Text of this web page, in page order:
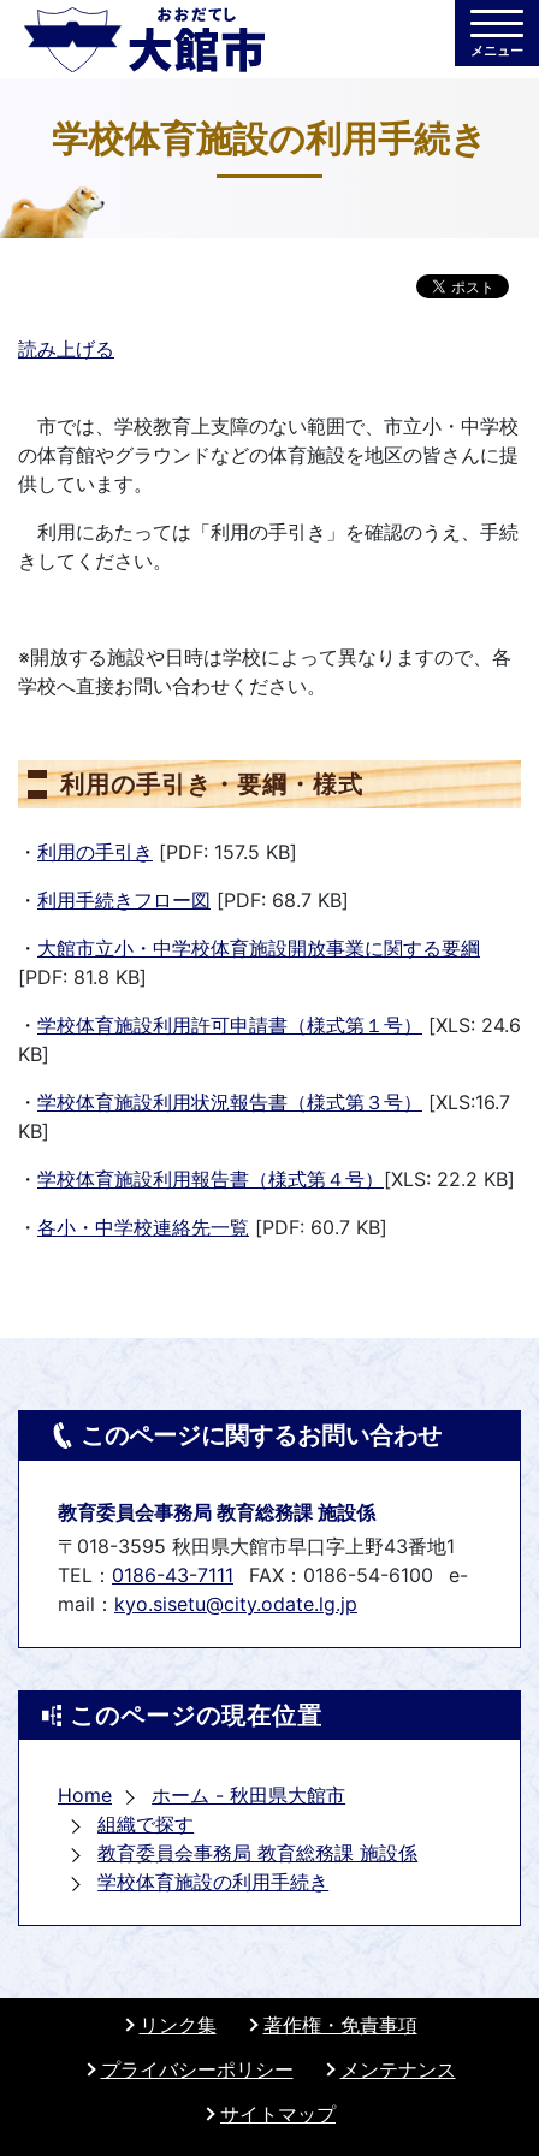
メニュー
学校体育施設の利用手続き
読み上げる
市では、学校教育上支障のない範囲で、市立小・中学校
の体育館やグラウンドなどの体育施設を地区の皆さんに提
供しています。
利用にあたっては「利用の手引き」を確認のうえ、手続
きしてください。
※開放する施設や日時は学校によって異なりますので、各
学校へ直接お問い合わせください。
利用の手引き・要綱・様式
・ 利用の手引き [PDF: 157.5 KB]
・ 利用手続きフロー図 [PDF: 68.7 KB]
・ 大館市立小・中学校体育施設開放事業に関する要綱
[PDF: 81.8 KB]
・ 学校体育施設利用許可申請書（様式第１号）
[XLS: 24.6
KB]
・ 学校体育施設利用状況報告書（様式第３号）
[XLS:16.7
KB]
・ 学校体育施設利用報告書（様式第４号） [XLS: 22.2 KB]
・ 各小・中学校連絡先一覧 [PDF: 60.7 KB]
このページに関するお問い合わせ
教育委員会事務局 教育総務課 施設係
〒018-3595 秋田県大館市早口字上野43番地1
TEL： 0186-43-7111 FAX：0186-54-6100
e-
mail： kyo.sisetu@city.odate.lg.jp
このページの現在位置
Home
ホーム - 秋田県大館市
組織で探す
教育委員会事務局 教育総務課 施設係
学校体育施設の利用手続き
リンク集
著作権・免責事項
プライバシーポリシー
メンテナンス
サイトマップ